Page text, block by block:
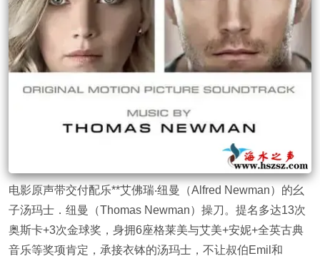
电影原声带交付配乐**艾佛瑞‧纽曼（Alfred Newman）的幺
子汤玛士．纽曼（Thomas Newman）操刀。提名多达13次
奥斯卡+3次金球奖，身拥6座格莱美与艾美+安妮+全英古典
音乐等奖项肯定，承接衣钵的汤玛士，不让叔伯Emil和